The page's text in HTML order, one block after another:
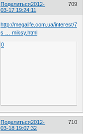
Поделиться 709
2012-
03-17 19:24:11
http://megalife.com.ua/interest/74337-
s … miksy.html
0
Поделиться 710
2012-
03-18 19:07:32